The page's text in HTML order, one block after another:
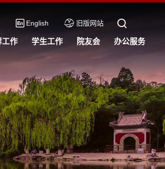
English 旧版网站
工作 学生工作 院友会 办公服务